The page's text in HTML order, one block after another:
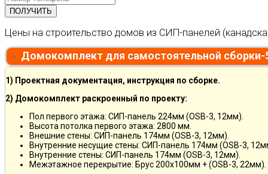
Цены на строительство домов из СИП-панелей
Домокомплект для самостоятельной
1) Проектная документация, инструкция по сборке.
2) Домокомплект раскроенный по проекту:
Пол первого этажа: СИП-панель 224мм (OSB-3, 12мм).
Высота потолка первого этажа: 2800 мм.
Внешние стены: СИП-панель 174мм (OSB-3, 12мм).
Внутренние несущие стены: СИП-панель 174мм (OSB-3,
Внутренние стены: СИП-панель 174мм (OSB-3, 12мм).
Межэтажное перекрытие: Брус 200х100мм + (OSB-3, 22мм).